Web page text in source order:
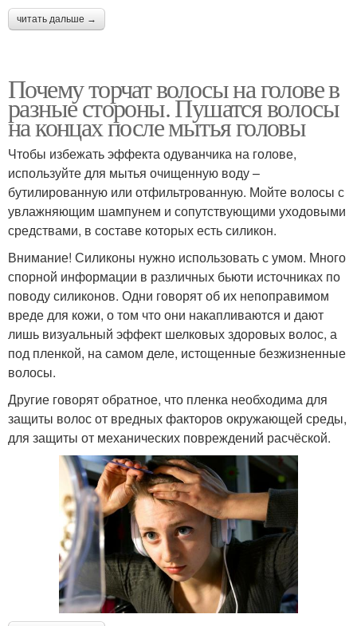
читать дальше →
Почему торчат волосы на голове в
разные стороны. Пушатся волосы
на концах после мытья головы
Чтобы избежать эффекта одуванчика на голове,
используйте для мытья очищенную воду –
бутилированную или отфильтрованную. Мойте волосы с
увлажняющим шампунем и сопутствующими уходовыми
средствами, в составе которых есть силикон.
Внимание! Силиконы нужно использовать с умом. Много
спорной информации в различных бьюти источниках по
поводу силиконов. Одни говорят об их непоправимом
вреде для кожи, о том что они накапливаются и дают
лишь визуальный эффект шелковых здоровых волос, а
под пленкой, на самом деле, истощенные безжизненные
волосы.
Другие говорят обратное, что пленка необходима для
защиты волос от вредных факторов окружающей среды,
для защиты от механических повреждений расчёской.